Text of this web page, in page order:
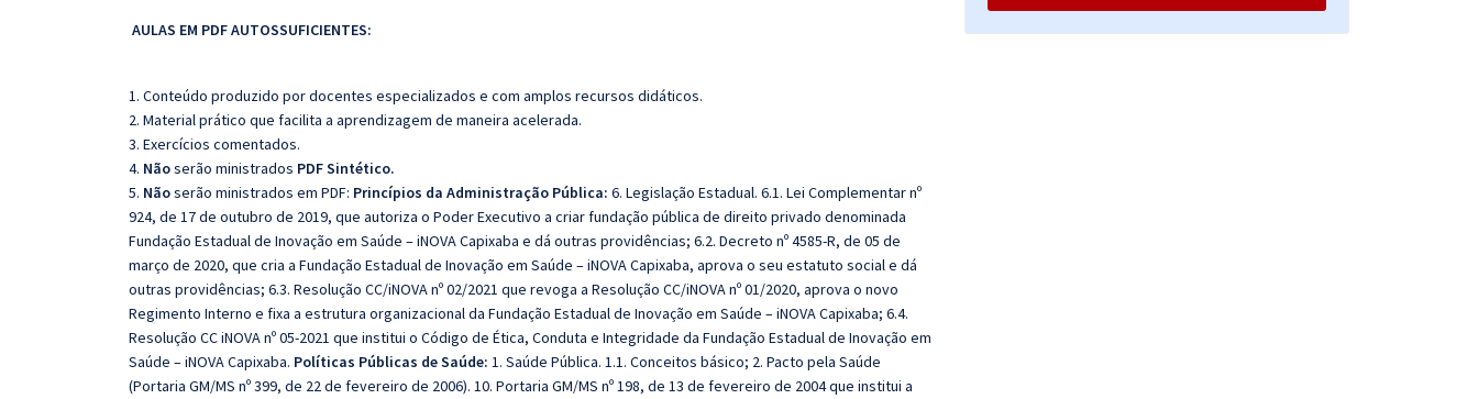
AULAS EM PDF AUTOSSUFICIENTES:
1. Conteúdo produzido por docentes especializados e com amplos recursos didáticos.
2. Material prático que facilita a aprendizagem de maneira acelerada.
3. Exercícios comentados.
4. Nãoserão ministrados PDF Sintético.
5. Nãoserão ministrados em PDF: Princípios da Administração Pública: 6. Legislação Estadual. 6.1. Lei Complementar nº
924, de 17 de outubro de 2019, que autoriza o Poder Executivo a criar fundação pública de direito privado denominada
Fundação Estadual de Inovação em Saúde – iNOVA Capixaba e dá outras providências; 6.2. Decreto nº 4585-R, de 05 de
março de 2020, que cria a Fundação Estadual de Inovação em Saúde – iNOVA Capixaba, aprova o seu estatuto social e dá
outras providências; 6.3. Resolução CC/iNOVA nº 02/2021 que revoga a Resolução CC/iNOVA nº 01/2020, aprova o novo
Regimento Interno e fixa a estrutura organizacional da Fundação Estadual de Inovação em Saúde – iNOVA Capixaba; 6.4.
Resolução CC iNOVA nº 05-2021 que institui o Código de Ética, Conduta e Integridade da Fundação Estadual de Inovação em
Saúde – iNOVA Capixaba. Políticas Públicas de Saúde: 1. Saúde Pública. 1.1. Conceitos básico; 2. Pacto pela Saúde
(Portaria GM/MS nº 399, de 22 de fevereiro de 2006). 10. Portaria GM/MS nº 198, de 13 de fevereiro de 2004 que institui a